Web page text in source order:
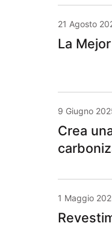
21 Agosto
La
9 Giugno
Crea
1 Maggio